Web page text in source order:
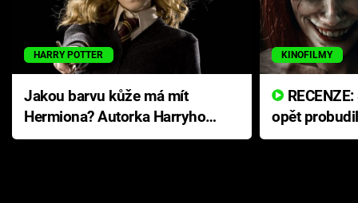
HARRY POTTER
Jakou barvu kůže má mít
Hermiona? Autorka Harryho
Pottera přišla s ráznou
KINOFILMY
opět
přichází s